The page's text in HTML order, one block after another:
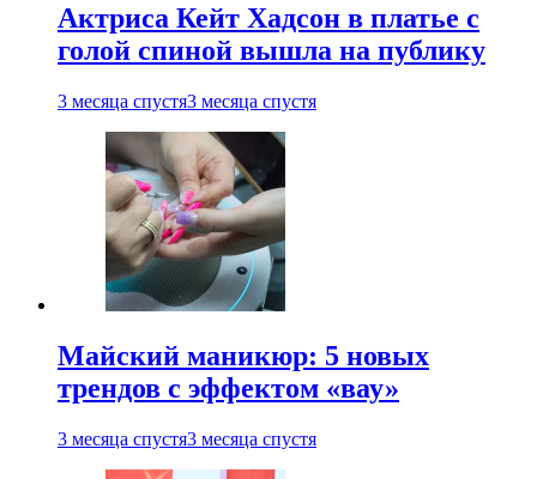
Актриса Кейт Хадсон в платье с
голой спиной вышла на публику
3 месяца спустя3 месяца спустя
Майский маникюр: 5 новых
трендов с эффектом «вау»
3 месяца спустя3 месяца спустя